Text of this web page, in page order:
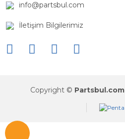
info@partsbul.com
İletişim Bilgilerimiz
Copyright © Partsbul.com